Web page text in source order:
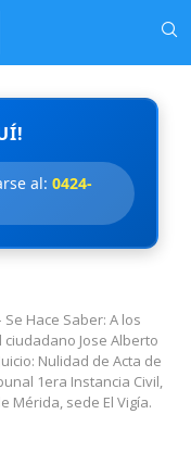
al: 0424-
Se Hace Saber: A los
Jose Alberto
Nulidad de Acta de
1era Instancia Civil,
Mérida, sede El Vigía.